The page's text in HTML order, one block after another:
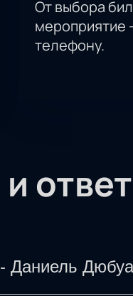
От выбора
мероприятие
телефону.
Даниель